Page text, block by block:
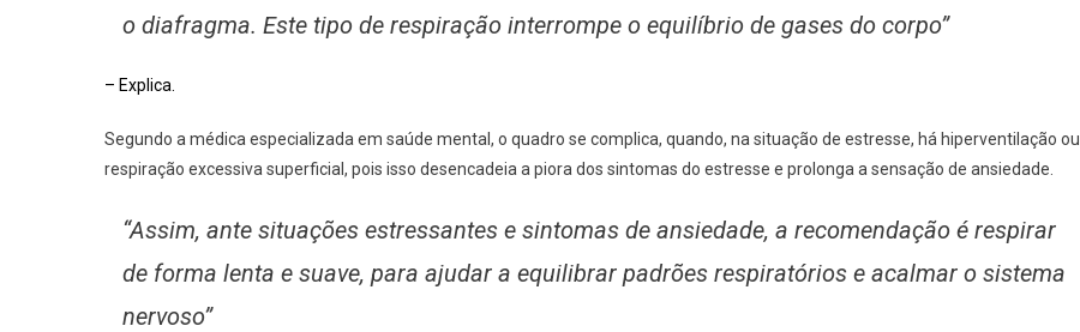
o diafragma. Este tipo de respiração interrompe o equilíbrio de gases do corpo”
– Explica.
Segundo a médica especializada em saúde mental, o quadro se complica, quando, na situação de estresse, há hiperventilação ou
respiração excessiva superficial, pois isso desencadeia a piora dos sintomas do estresse e prolonga a sensação de ansiedade.
“Assim, ante situações estressantes e sintomas de ansiedade, a recomendação é respirar
de forma lenta e suave, para ajudar a equilibrar padrões respiratórios e acalmar o sistema
nervoso”